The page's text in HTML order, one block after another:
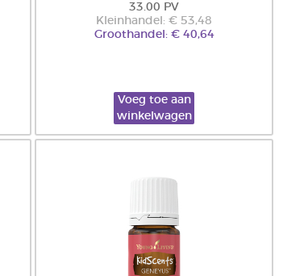
33.00 PV
Kleinhandel: € 53,48
Groothandel: € 40,64
Voeg toe aan
winkelwagen